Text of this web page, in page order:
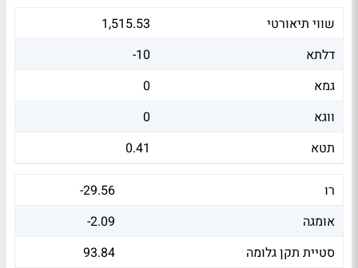
שווי תיאורטי
1,515.53
דלתא
-10
גמא
0
ווגא
0
תטא
0.41
רו
-29.56
אומגה
-2.09
סטיית תקן גלומה
93.84